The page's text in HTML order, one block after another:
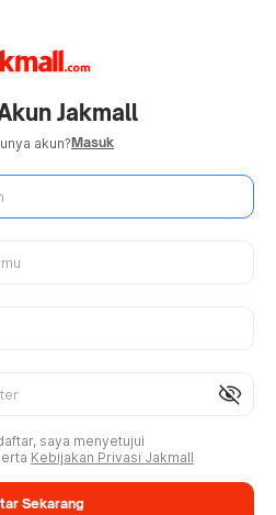
Jakmall
akun?Masuk
visibility_off
saya menyetujui
Kebijakan Privasi Jakmall
Sekarang